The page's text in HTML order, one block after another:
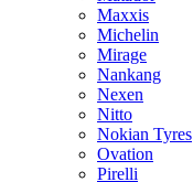
Maxxis
Michelin
Mirage
Nankang
Nexen
Nitto
Nokian Tyres
Ovation
Pirelli